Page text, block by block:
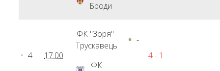
Броди
4 17:00
ФК "Зоря"
Трускавець
-
ФК
4 - 1